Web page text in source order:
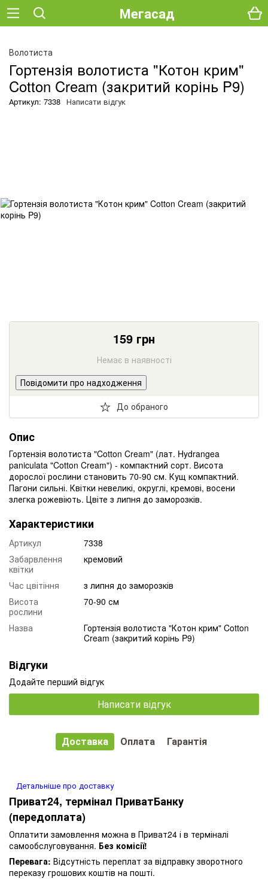
Мегасад
Волотиста
Гортензія волотиста "Котон крим"
Cotton Cream (закритий корінь P9)
Артикул: 7338 Написати відгук
159 грн
Немає в наявності
Повідомити про надходження
До обраного
Опис
Гортензія волотиста "Cotton Cream" (лат. Hydrangea
paniculata "Cotton Cream") - компактний сорт. Висота
дорослої рослини становить 70-90 см. Кущ компактний.
Пагони сильні. Квітки невеликі, округлі, кремові, восени
злегка рожевіють. Цвіте з липня до заморозків.
Характеристики
Артикул
7338
Забарвлення
квітки
кремовий
Час цвітіння
з липня до заморозків
Висота
рослини
70-90 см
Назва
Гортензія волотиста "Котон крим" Cotton
Cream (закритий корінь P9)
Відгуки
Додайте перший відгук
Написати відгук
Доставка Оплата Гарантія
Детальніше про доставку
Приват24, термінал ПриватБанку
(передоплата)
Оплатити замовлення можна в Приват24 і в терміналі
самообслуговування. Без комісії!
Перевага: Відсутність переплат за відправку зворотного
переказу грошових коштів на пошті.